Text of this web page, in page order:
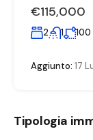
€115,000
2 1 100
Aggiunto: 17
Tipologia